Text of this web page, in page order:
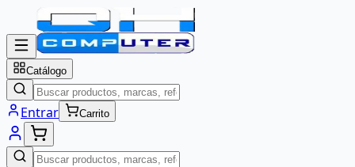
Catálogo
Entrar Carrito